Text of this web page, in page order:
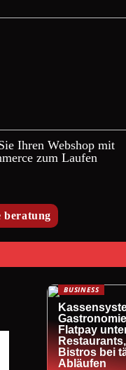
Ihren Webshop mit
zum Laufen
beratung
BUSINESS
Flatpay
Bistros bei
Abläufen